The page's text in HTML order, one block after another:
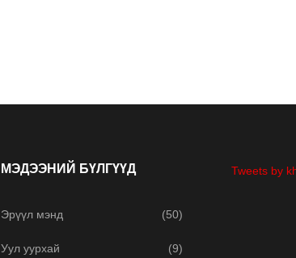
МЭДЭЭНИЙ БҮЛГҮҮД
Эрүүл мэнд (50)
Уул уурхай (9)
Tweets by